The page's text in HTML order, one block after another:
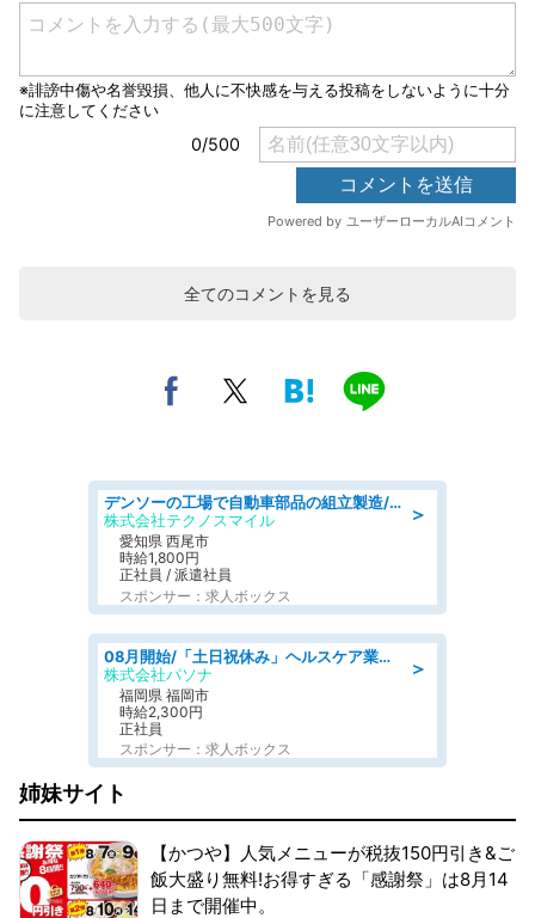
全てのコメントを見る
＞
デンソーの工場で自動車部品の組立製造/denso aichi
株式会社テクノスマイル
愛知県 西尾市
時給1,800円
正社員 / 派遣社員
スポンサー：求人ボックス
＞
08月開始/「土日祝休み」ヘルスケア業界の産業保健師/高時給/未経験OK/要資格:保健師、正看護師
株式会社パソナ
福岡県 福岡市
時給2,300円
正社員
スポンサー：求人ボックス
姉妹サイト
【かつや】人気メニューが税抜150円引き&ご
飯大盛り無料!お得すぎる「感謝祭」は8月14
日まで開催中。